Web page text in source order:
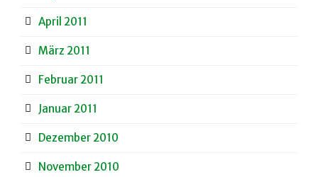
April 2011
März 2011
Februar 2011
Januar 2011
Dezember 2010
November 2010